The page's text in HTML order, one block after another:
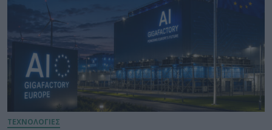
ΤΕΧΝΟΛΟΓΙΕΣ